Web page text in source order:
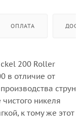
ОПЛАТА
200 Roller
в отличие от
струн
никеля
к тому же этот